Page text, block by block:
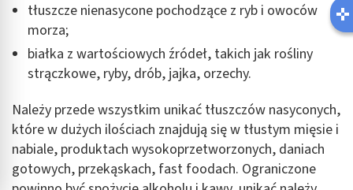
tłuszcze nienasycone pochodzące z ryb i owoców
morza;
białka z wartościowych źródeł, takich jak rośliny
strączkowe, ryby, drób, jajka, orzechy.
Należy przede wszystkim unikać tłuszczów nasyconych,
które w dużych ilościach znajdują się w tłustym mięsie i
nabiale, produktach wysokoprzetworzonych, daniach
gotowych, przekąskach, fast foodach. Ograniczone